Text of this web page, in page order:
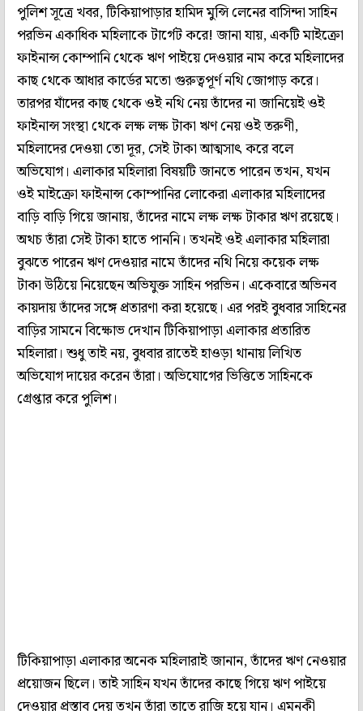
পুলিশ সূত্রে খবর, টিকিয়াপাড়ার হামিদ মুন্সি লেনের বাসিন্দা সাহিন
পরভিন একাধিক মহিলাকে টার্গেট করে! জানা যায়, একটি মাইক্রো
ফাইনান্স কোম্পানি থেকে ঋণ পাইয়ে দেওয়ার নাম করে মহিলাদের
কাছ থেকে আধার কার্ডের মতো গুরুত্বপূর্ণ নথি জোগাড় করে।
তারপর যাঁদের কাছ থেকে ওই নথি নেয় তাঁদের না জানিয়েই ওই
ফাইনান্স সংস্থা থেকে লক্ষ লক্ষ টাকা ঋণ নেয় ওই তরুণী,
মহিলাদের দেওয়া তো দূর, সেই টাকা আত্মসাৎ করে বলে
অভিযোগ। এলাকার মহিলারা বিষয়টি জানতে পারেন তখন, যখন
ওই মাইক্রো ফাইনান্স কোম্পানির লোকেরা এলাকার মহিলাদের
বাড়ি বাড়ি গিয়ে জানায়, তাঁদের নামে লক্ষ লক্ষ টাকার ঋণ রয়েছে।
অথচ তাঁরা সেই টাকা হাতে পাননি। তখনই ওই এলাকার মহিলারা
বুঝতে পারেন ঋণ দেওয়ার নামে তাঁদের নথি নিয়ে কয়েক লক্ষ
টাকা উঠিয়ে নিয়েছেন অভিযুক্ত সাহিন পরভিন। একেবারে অভিনব
কায়দায় তাঁদের সঙ্গে প্রতারণা করা হয়েছে। এর পরই বুধবার সাহিনের
বাড়ির সামনে বিক্ষোভ দেখান টিকিয়াপাড়া এলাকার প্রতারিত
মহিলারা। শুধু তাই নয়, বুধবার রাতেই হাওড়া থানায় লিখিত
অভিযোগ দায়ের করেন তাঁরা। অভিযোগের ভিত্তিতে সাহিনকে
গ্রেপ্তার করে পুলিশ।
টিকিয়াপাড়া এলাকার অনেক মহিলারাই জানান, তাঁদের ঋণ নেওয়ার
প্রয়োজন ছিলে। তাই সাহিন যখন তাঁদের কাছে গিয়ে ঋণ পাইয়ে